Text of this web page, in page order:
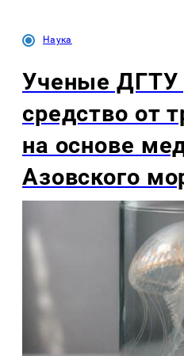
Наука
Ученые ДГТУ
средство от
на основе
Азовского